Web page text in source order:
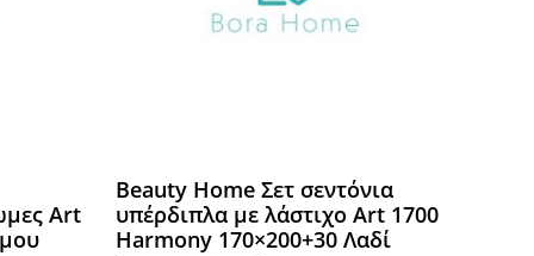
Art
Beauty Home Σετ σεντόνια
υπέρδιπλα με λάστιχο Art 1700
Harmony 170×200+30 Λαδί